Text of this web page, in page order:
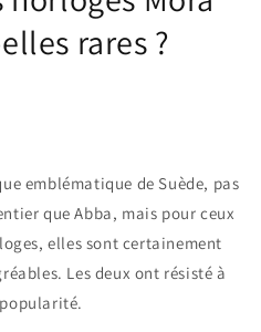
rares ?
emblématique de Suède, pas
que Abba, mais pour ceux
elles sont certainement
Les deux ont résisté à